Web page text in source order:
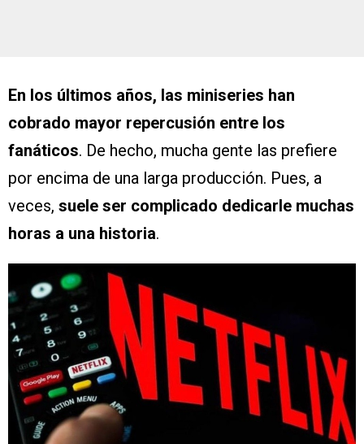
En los últimos años, las miniseries han
cobrado mayor repercusión entre los
fanáticos. De hecho, mucha gente las prefiere
por encima de una larga producción. Pues, a
veces, suele ser complicado dedicarle muchas
horas a una historia.